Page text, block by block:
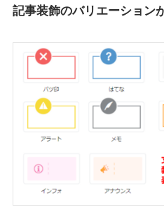
記事装飾のバリエーション